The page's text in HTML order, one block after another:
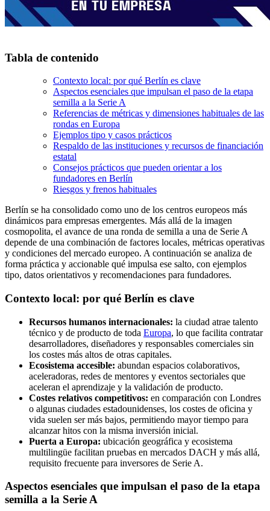
Tabla de contenido
Contexto local: por qué Berlín es clave
Aspectos esenciales que impulsan el paso de la etapa
semilla a la Serie A
Referencias de métricas y dimensiones habituales de las
rondas en Europa
Ejemplos tipo y casos prácticos
Respaldo de las instituciones y recursos de financiación
estatal
Consejos prácticos que pueden orientar a los
fundadores en Berlín
Riesgos y frenos habituales
Berlín se ha consolidado como uno de los centros europeos más
dinámicos para empresas emergentes. Más allá de la imagen
cosmopolita, el avance de una ronda de semilla a una de Serie A
depende de una combinación de factores locales, métricas operativas
y condiciones del mercado europeo. A continuación se analiza de
forma práctica y accionable qué impulsa ese salto, con ejemplos
tipo, datos orientativos y recomendaciones para fundadores.
Contexto local: por qué Berlín es clave
Recursos humanos internacionales: la ciudad atrae talento
técnico y de producto de toda Europa, lo que facilita contratar
desarrolladores, diseñadores y responsables comerciales sin
los costes más altos de otras capitales.
Ecosistema accesible: abundan espacios colaborativos,
aceleradoras, redes de mentores y eventos sectoriales que
aceleran el aprendizaje y la validación de producto.
Costes relativos competitivos: en comparación con Londres
o algunas ciudades estadounidenses, los costes de oficina y
vida suelen ser más bajos, permitiendo mayor tiempo para
alcanzar hitos con la misma inversión inicial.
Puerta a Europa: ubicación geográfica y ecosistema
multilingüe facilitan pruebas en mercados DACH y más allá,
requisito frecuente para inversores de Serie A.
Aspectos esenciales que impulsan el paso de la etapa
semilla a la Serie A